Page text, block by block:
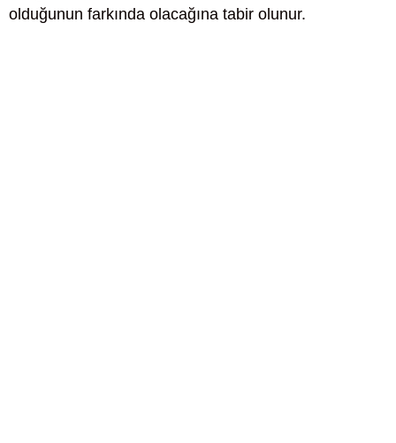
olduğunun farkında olacağına tabir olunur.